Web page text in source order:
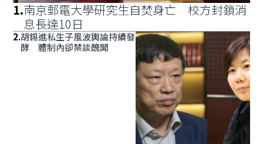
1.南京郵電大學研究生自焚身亡 校方封鎖消
息長達10日
2.胡錫進私生子風波輿論持續發
酵 體制內卻禁談醜聞